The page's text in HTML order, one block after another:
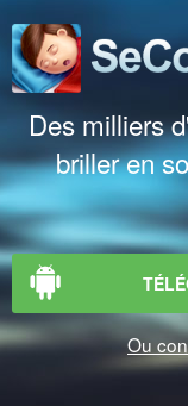
Des milliers
briller en
Ou